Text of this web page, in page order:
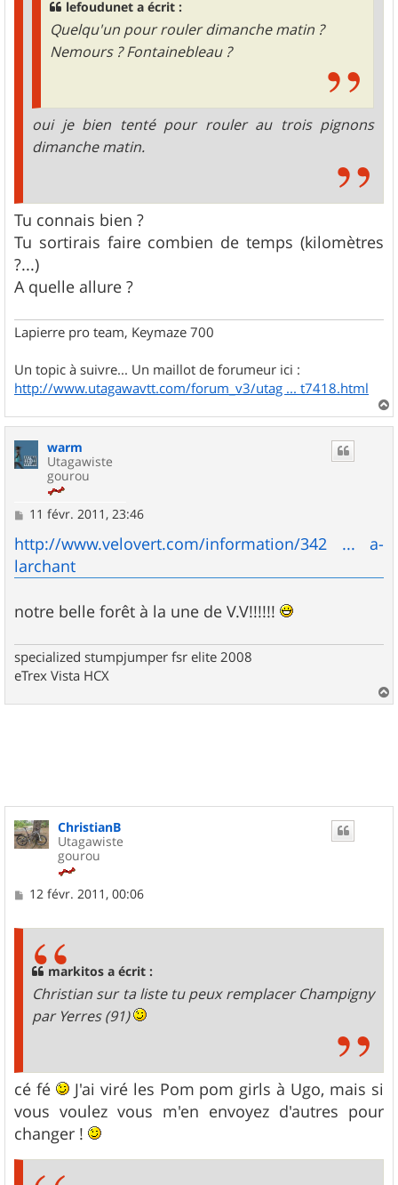
lefoudunet a écrit :
Quelqu'un pour rouler dimanche matin ?
Nemours ? Fontainebleau ?
oui je bien tenté pour rouler au trois pignons
dimanche matin.
Tu connais bien ?
Tu sortirais faire combien de temps (kilomètres
?...)
A quelle allure ?
Lapierre pro team, Keymaze 700
Un topic à suivre... Un maillot de forumeur ici :
http://www.utagawavtt.com/forum_v3/utag ... t7418.html
a
warm
Utagawiste
gourou
M
s
s
a
g
11 févr. 2011, 23:46
http://www.velovert.com/information/342 ... a-
larchant
notre belle forêt à la une de V.V!!!!!!
specialized stumpjumper fsr elite 2008
eTrex Vista HCX
a
ChristianB
Utagawiste
gourou
M12 févr. 2011, 00:06
markitos a écrit :
Christian sur ta liste tu peux remplacer Champigny
par Yerres (91)
cé fé
J'ai viré les Pom pom girls à Ugo, mais si
vous voulez vous m'en envoyez d'autres pour
changer !